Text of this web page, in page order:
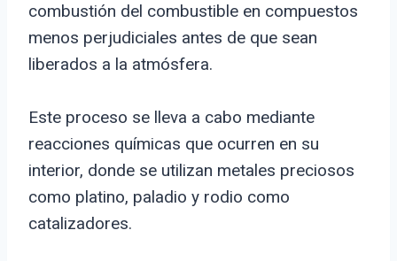
combustión del combustible en compuestos
menos perjudiciales antes de que sean
liberados a la atmósfera.
Este proceso se lleva a cabo mediante
reacciones químicas que ocurren en su
interior, donde se utilizan metales preciosos
como platino, paladio y rodio como
catalizadores.